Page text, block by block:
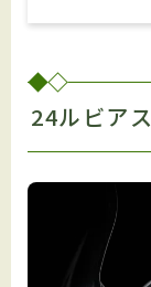
24ルビアス